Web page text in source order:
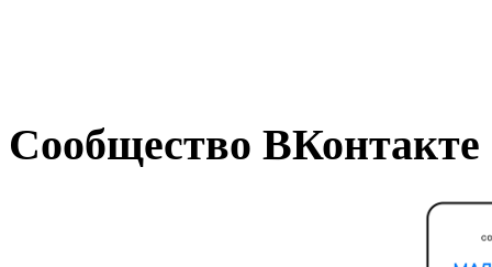
Сообщество ВКонтакте